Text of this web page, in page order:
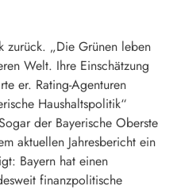
zurück. „Die Grünen leben
Welt. Ihre Einschätzung
er. Rating-Agenturen
Haushaltspolitik“
der Bayerische Oberste
aktuellen Jahresbericht ein
Bayern hat einen
finanzpolitische